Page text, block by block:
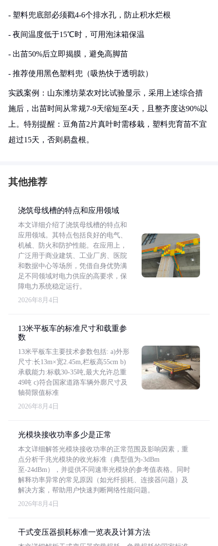
- 塑料兜底部必须戳4-6个排水孔，防止积水烂根
- 夜间温度低于15℃时，可用泡沫箱保温
- 出苗50%后立即揭膜，避免高脚苗
- 推荐使用黑色塑料兜（吸热快于透明款）
实践案例：山东潍坊菜农对比试验显示，采用上述综合措
施后，出苗时间从常规7-9天缩短至4天，且整齐度达90%以
上。特别提醒：豆角苗2片真叶时需移栽，塑料兜育苗不宜
超过15天，否则易盘根。
其他推荐
浇筑母线槽的特点和应用领域
本文详细介绍了浇筑母线槽的特点和
应用领域。其特点包括良好的电气、
机械、防火和防护性能。在应用上，
广泛用于商业建筑、工业厂房、医院
和数据中心等场所，凭借自身优势满
足不同领域对电力供应的高要求，保
障电力系统稳定运行。
2026年8月4日
13米平板车的标准尺寸和载重参
数
13米平板车主要技术参数包括: a)外形
尺寸:长13m×宽2.45m,栏板高55cm b)
承载能力:标载30-35吨,最大允许总重
49吨 c)符合国家道路车辆外廓尺寸及
轴荷限值标准
2026年8月4日
光模块接收功率多少是正常
本文详细解答光模块接收功率的正常范围及影响因素，重
点分析千兆光模块的收光标准（典型值为-3dBm
至-24dBm），并提供不同速率光模块的参考值表格。同时
解释功率异常的常见原因（如光纤损耗、连接器问题）及
解决方案，帮助用户快速判断网络性能问题。
2026年8月4日
干式变压器损耗标准一览表及计算方法